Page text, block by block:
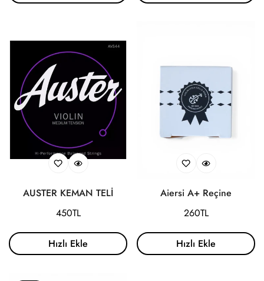
AUSTER KEMAN TELİ
Normal
450TL
Hızlı Ekle
Aiersi A+ Reçine
Normal
260TL
Hızlı Ekle